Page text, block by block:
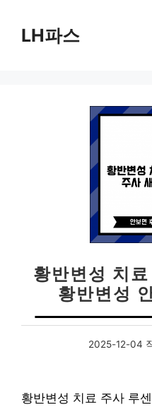
LH파스
황반변성 치
황반변성
2025-12-04
황반변성 치료 주사 루